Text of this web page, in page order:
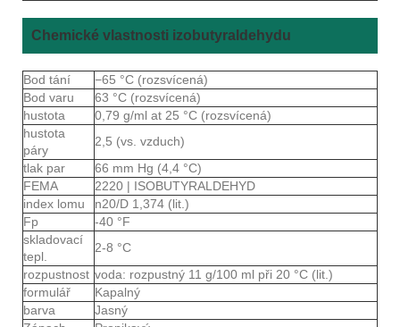
Chemické vlastnosti izobutyraldehydu
Bod tání
−65 °C (rozsvícená)
Bod varu
63 °C (rozsvícená)
hustota
0,79 g/ml at 25 °C (rozsvícená)
hustota
páry
2,5 (vs. vzduch)
tlak par
66 mm Hg (4,4 °C)
FEMA
2220 | ISOBUTYRALDEHYD
index lomu
n20/D 1,374 (lit.)
Fp
-40 °F
skladovací
tepl.
2-8 °C
rozpustnost voda: rozpustný 11 g/100 ml při 20 °C (lit.)
formulář
Kapalný
barva
Jasný